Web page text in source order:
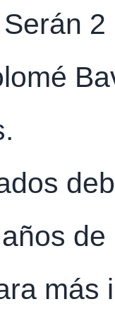
más